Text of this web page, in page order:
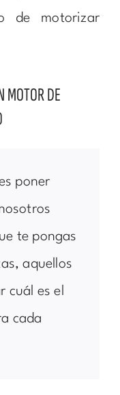
de motorizar
MOTOR DE
poner
te pongas
aquellos
cuál es el
cada